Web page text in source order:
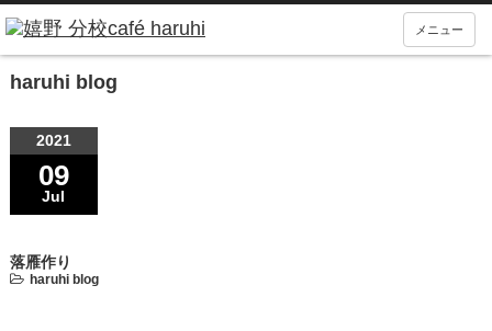
メニュー
haruhi blog
2021
09
Jul
落雁作り
haruhi blog